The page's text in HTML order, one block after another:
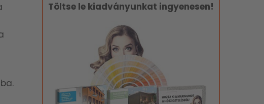
Töltse le kiadványunkat ingyenesen!